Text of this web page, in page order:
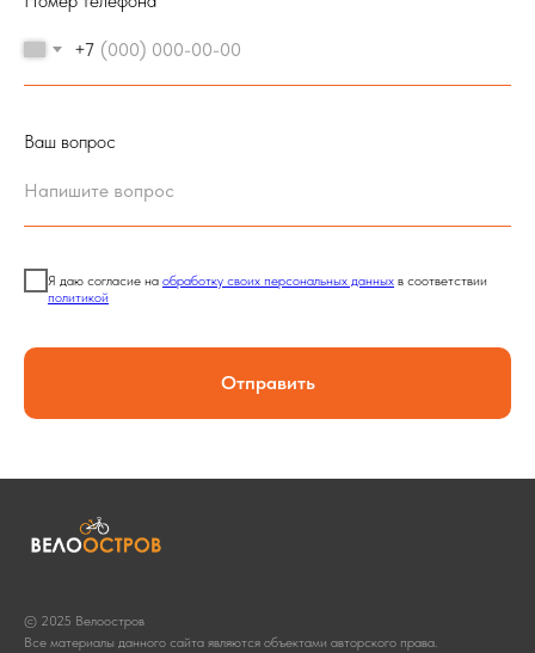
+7
Ваш вопрос
Я даю согласие на обработку своих персональных данных в соответствии
политикой
Отправить
© 2025 Велоостров
Все материалы данного сайта являются объектами авторского права.